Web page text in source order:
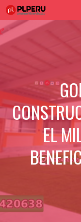
Saltar
al
contenido
EL